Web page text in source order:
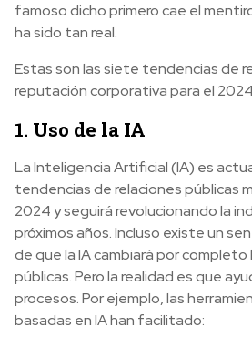
famoso dicho primero cae el
ha sido tan real.
Estas son las siete tendencias de
reputación corporativa para el
1. Uso de la IA
La Inteligencia Artificial (IA) es
tendencias de relaciones públicas
2024 y seguirá revolucionando la
próximos años. Incluso existe un
de que la IA cambiará por completo
públicas. Pero la realidad es que
procesos. Por ejemplo, las
basadas en IA han facilitado: